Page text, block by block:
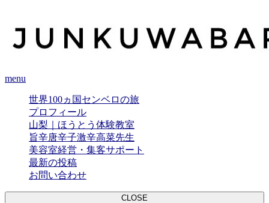
menu
世界100ヵ国センベロの旅
プロフィール
山梨｜ほうとう体験教室
旨辛唐辛子激辛高菜先生
美容室経営・集客サポート
最新の投稿
お問い合わせ
CLOSE